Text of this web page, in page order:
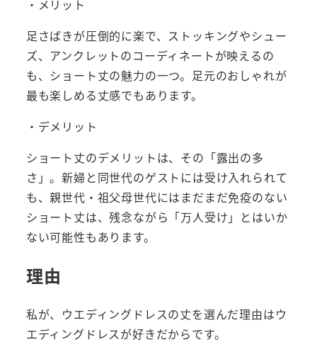
・メリット
足さばきが圧倒的に楽で、ストッキングやシュー
ズ、アンクレットのコーディネートが映えるの
も、ショート丈の魅力の一つ。足元のおしゃれが
最も楽しめる丈感でもあります。
・デメリット
ショート丈のデメリットは、その「露出の多
さ」。新婦と同世代のゲストには受け入れられて
も、親世代・祖父母世代にはまだまだ免疫のない
ショート丈は、残念ながら「万人受け」とはいか
ない可能性もあります。
理由
私が、ウエディングドレスの丈を選んだ理由はウ
エディングドレスが好きだからです。